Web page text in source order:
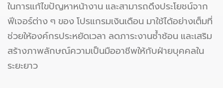
ในการแก้ไขปัญหาหน้างาน และสามารถดึงประโยชน์จาก
ฟีเจอร์ต่าง ๆ ของ โปรแกรมเงินเดือน มาใช้ได้อย่างเต็มที่
ช่วยให้องค์กรประหยัดเวลา ลดภาระงานซ้ำซ้อน และเสริม
สร้างภาพลักษณ์ความเป็นมืออาชีพให้กับฝ่ายบุคคลใน
ระยะยาว